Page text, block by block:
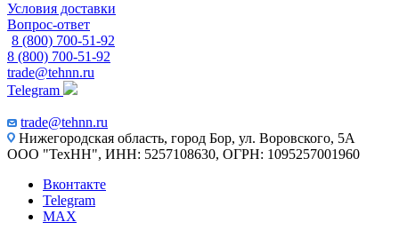
Условия доставки
Вопрос-ответ
8 (800) 700-51-92
8 (800) 700-51-92
trade@tehnn.ru
Telegram
trade@tehnn.ru
Нижегородская область, город Бор, ул. Воровского, 5А
ООО "ТехНН", ИНН: 5257108630, ОГРН: 1095257001960
Вконтакте
Telegram
MAX